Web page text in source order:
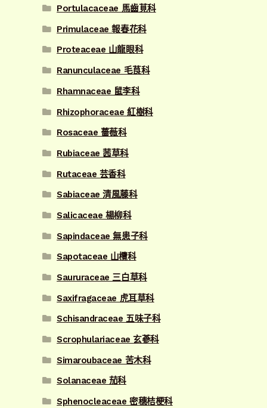
Portulacaceae 馬齒莧科
Primulaceae 報春花科
Proteaceae 山龍眼科
Ranunculaceae 毛茛科
Rhamnaceae 鼠李科
Rhizophoraceae 紅樹科
Rosaceae 薔薇科
Rubiaceae 茜草科
Rutaceae 芸香科
Sabiaceae 清風藤科
Salicaceae 楊柳科
Sapindaceae 無患子科
Sapotaceae 山欖科
Saururaceae 三白草科
Saxifragaceae 虎耳草科
Schisandraceae 五味子科
Scrophulariaceae 玄蔘科
Simaroubaceae 苦木科
Solanaceae 茄科
Sphenocleaceae 密穗桔梗科